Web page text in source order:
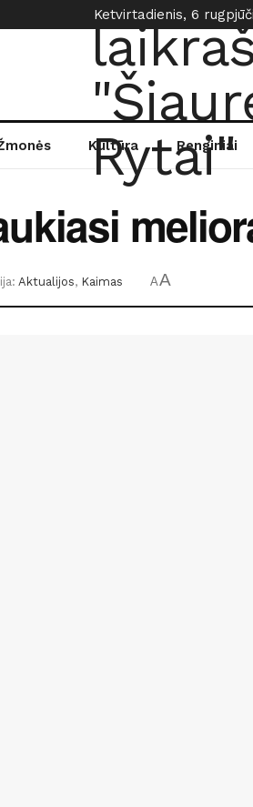
Ketvirtadienis, 6
Kultūra Renginiai
Aktualijos, Kaimas AA